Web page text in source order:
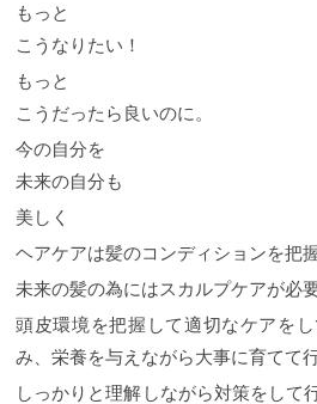
もっと
こうなりたい！
もっと
こうだったら良いのに。
今の自分を
未来の自分も
美しく
ヘアケアは髪のコンディションを把
未来の髪の為にはスカルプケアが必要
頭皮環境を把握して適切なケアを
み、栄養を与えながら大事に育てて
しっかりと理解しながら対策をして